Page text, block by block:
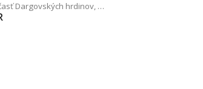
Dargovských hrdinov, KE - Sídlisko Dargovských